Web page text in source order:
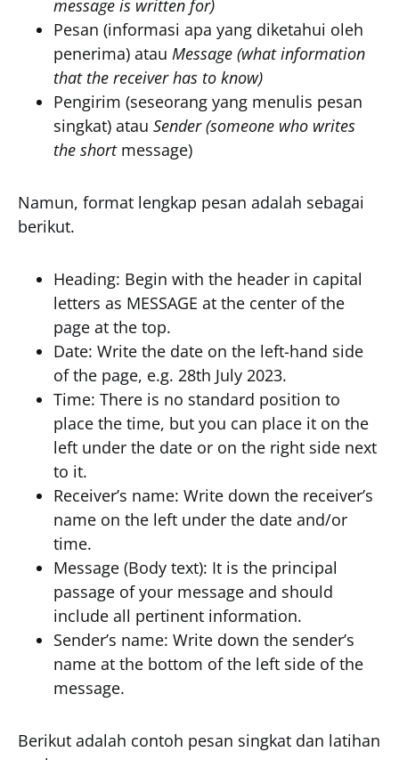
message is written for)
Pesan (informasi apa yang diketahui oleh
penerima) atau Message (what information
that the receiver has to know)
Pengirim (seseorang yang menulis pesan
singkat) atau Sender (someone who writes
the shortmessage)
Namun, format lengkap pesan adalah sebagai
berikut.
Heading: Begin with the header in capital
letters as MESSAGE at the center of the
page at the top.
Date: Write the date on the left-hand side
of the page, e.g. 28th July 2023.
Time: There is no standard position to
place the time, but you can place it on the
left under the date or on the right side next
to it.
Receiver’s name: Write down the receiver’s
name on the left under the date and/or
time.
Message (Body text): It is the principal
passage of your message and should
include all pertinent information.
Sender’s name: Write down the sender’s
name at the bottom of the left side of the
message.
Berikut adalah contoh pesan singkat dan latihan